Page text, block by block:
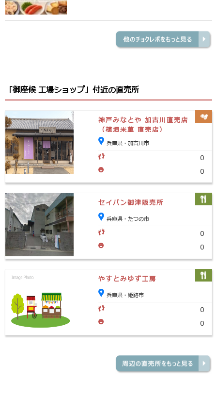
「御座候 工場ショップ」付近の直売所
神戸みなとや 加古川直売店
（植垣米菓 直売店）
兵庫県・加古川市
0
0
セイバン御津販売所
兵庫県・たつの市
0
0
やすとみゆず工房
兵庫県・姫路市
0
0